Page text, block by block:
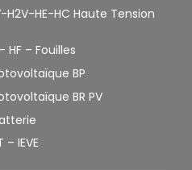
HE-HC Haute Tension
– Fouilles
BP
BR PV
IEVE